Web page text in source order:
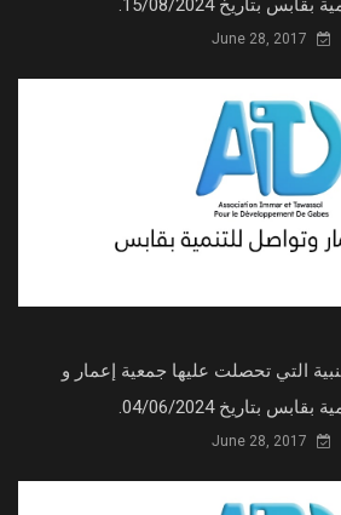
بتاريخ 15/08/2024.
التي تحصلت عليها جمعية إعمار و
بتاريخ 04/06/2024.